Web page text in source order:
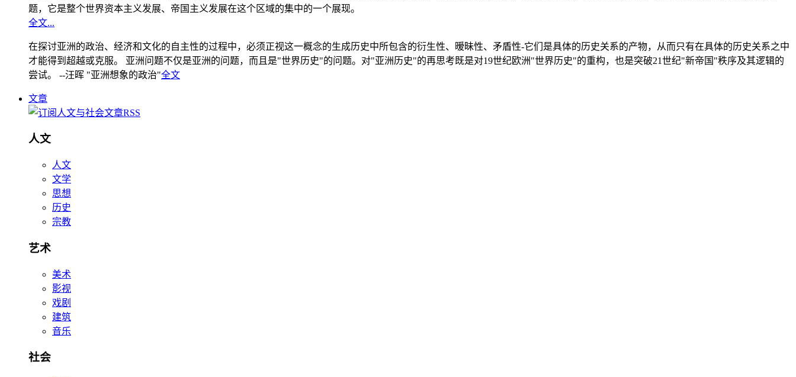
题，它是整个世界资本主义发展、帝国主义发展在这个区域的集中的一个展现。
全文...
在探讨亚洲的政治、经济和文化的自主性的过程中，必须正视这一概念的生成历史中所包含的衍生性、暧昧性、矛盾性-它们是具体的历史关系的产物，从而只有在具体的历史关系之中
才能得到超越或克服。 亚洲问题不仅是亚洲的问题，而且是"世界历史"的问题。对"亚洲历史"的再思考既是对19世纪欧洲"世界历史"的重构，也是突破21世纪"新帝国"秩序及其逻辑的
尝试。 --汪晖 "亚洲想象的政治"全文
文章
人文
人文
文学
思想
历史
宗教
艺术
美术
影视
戏剧
建筑
音乐
社会